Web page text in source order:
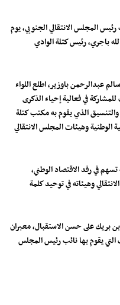
المجلس الانتقالي الجنوبي، يوم
باجري، رئيس كتلة الوادي
عبدالرحمن باوزير، اطلع اللواء
في فعالية إحياء الذكرى
الذي يقوم به مكتب كتلة
الوطنية وهيئات المجلس الانتقالي
في رفد الاقتصاد الوطني،
وهيئاته في توحيد كلمة
بريك على حسن الاستقبال، معبران
يقوم بها نائب رئيس المجلس